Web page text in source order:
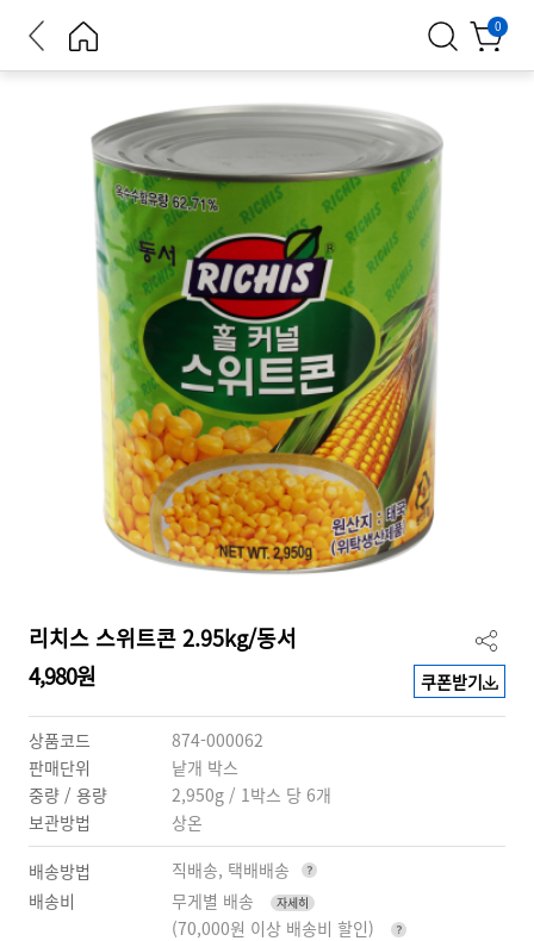
기
장바구
니
0
리치스 스위트콘 2.95kg/동서
4,980원
쿠폰받기
상품코드
874-000062
판매단위
낱개 박스
중량 / 용량
2,950g / 1박스 당 6개
보관방법
상온
배송방법
직배송, 택배배송
배송비
무게별 배송 자세히
(70,000원 이상 배송비 할인)